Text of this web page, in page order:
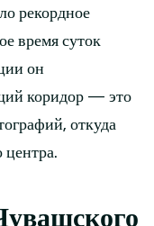
рекордное
время суток
он
коридор — это
откуда
центра.